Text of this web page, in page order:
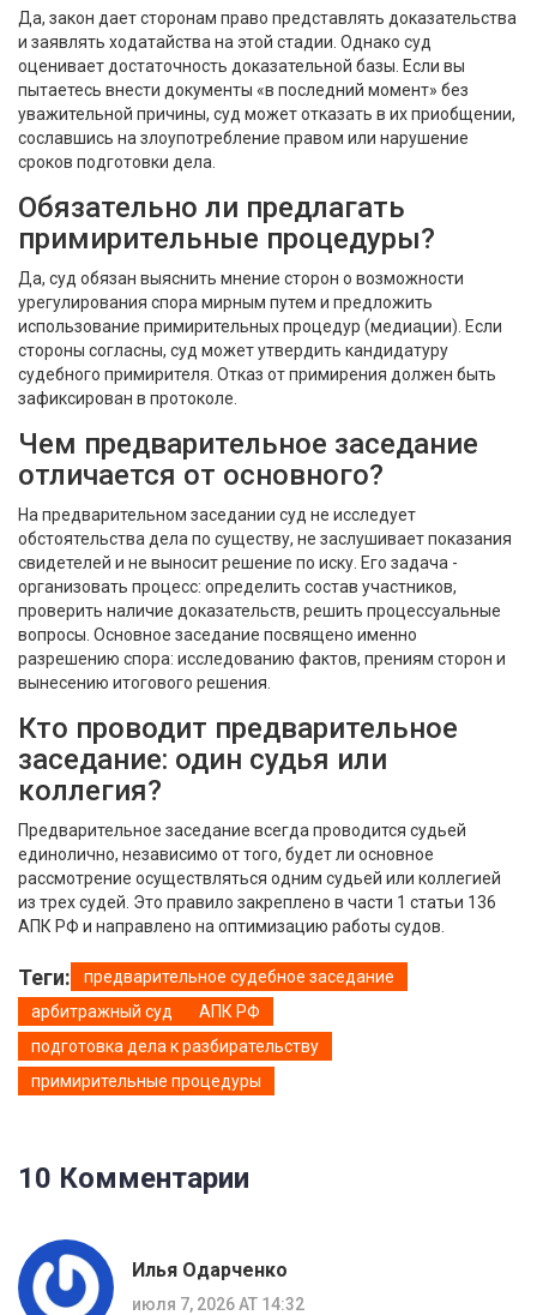
Да, закон дает сторонам право представлять доказательства
и заявлять ходатайства на этой стадии. Однако суд
оценивает достаточность доказательной базы. Если вы
пытаетесь внести документы «в последний момент» без
уважительной причины, суд может отказать в их приобщении,
сославшись на злоупотребление правом или нарушение
сроков подготовки дела.
Обязательно ли предлагать
примирительные процедуры?
Да, суд обязан выяснить мнение сторон о возможности
урегулирования спора мирным путем и предложить
использование примирительных процедур (медиации). Если
стороны согласны, суд может утвердить кандидатуру
судебного примирителя. Отказ от примирения должен быть
зафиксирован в протоколе.
Чем предварительное заседание
отличается от основного?
На предварительном заседании суд не исследует
обстоятельства дела по существу, не заслушивает показания
свидетелей и не выносит решение по иску. Его задача -
организовать процесс: определить состав участников,
проверить наличие доказательств, решить процессуальные
вопросы. Основное заседание посвящено именно
разрешению спора: исследованию фактов, прениям сторон и
вынесению итогового решения.
Кто проводит предварительное
заседание: один судья или
коллегия?
Предварительное заседание всегда проводится судьей
единолично, независимо от того, будет ли основное
рассмотрение осуществляться одним судьей или коллегией
из трех судей. Это правило закреплено в части 1 статьи 136
АПК РФ и направлено на оптимизацию работы судов.
Теги:
предварительное судебное заседание
арбитражный суд
АПК РФ
подготовка дела к разбирательству
примирительные процедуры
10 Комментарии
Илья Одарченко
июля 7, 2026 AT 14:32